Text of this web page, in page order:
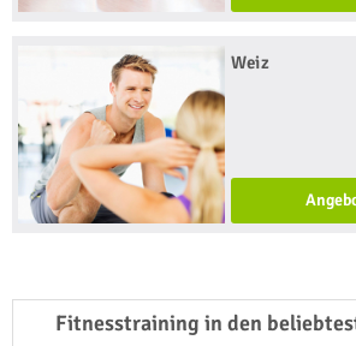
Weiz
Fitnesstraining in den